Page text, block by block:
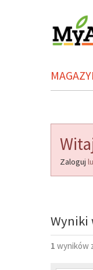
Zaloguj
Wyniki
1 wyników